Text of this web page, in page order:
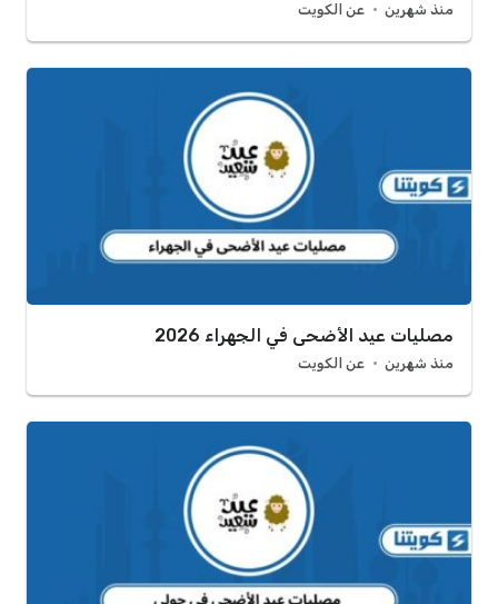
منذ شهرين عن الكويت
مصليات عيد الأضحى في الجهراء 2026
منذ شهرين عن الكويت